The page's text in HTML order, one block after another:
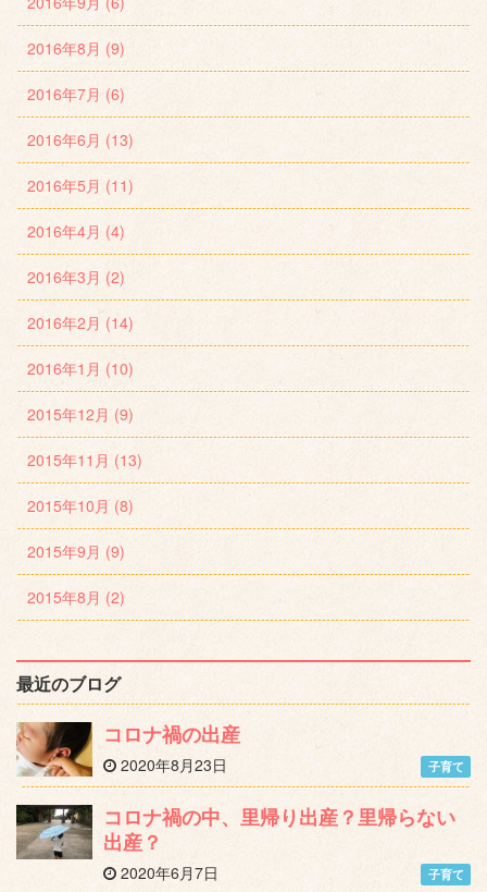
2016年8月 (9)
2016年7月 (6)
2016年6月 (13)
2016年5月 (11)
2016年4月 (4)
2016年3月 (2)
2016年2月 (14)
2016年1月 (10)
2015年12月 (9)
2015年11月 (13)
2015年10月 (8)
2015年9月 (9)
2015年8月 (2)
最近のブログ
コロナ禍の出産
2020年8月23日 子育て
コロナ禍の中、里帰り出産？里帰らない
出産？
2020年6月7日 子育て